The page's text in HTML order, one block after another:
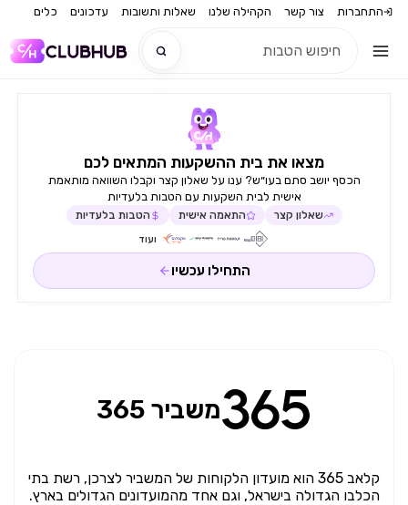
התחברות צור קשר הקהילה שלנו שאלות ותשובות עדכונים כלים
חדש
מצאו את בית ההשקעות המתאים לכם
הכסף יושב סתם בעו״ש? ענו על שאלון קצר וקבלו השוואה מותאמת
אישית לבית השקעות עם הטבות בלעדיות
שאלון קצר התאמה אישית הטבות בלעדיות
ועוד
התחילו עכשיו
משביר 365
קלאב 365 הוא מועדון הלקוחות של המשביר לצרכן, רשת בתי
הכלבו הגדולה בישראל, וגם אחד מהמועדונים הגדולים בארץ.